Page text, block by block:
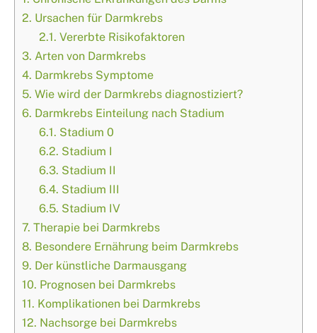
2. Ursachen für Darmkrebs
2.1. Vererbte Risikofaktoren
3. Arten von Darmkrebs
4. Darmkrebs Symptome
5. Wie wird der Darmkrebs diagnostiziert?
6. Darmkrebs Einteilung nach Stadium
6.1. Stadium 0
6.2. Stadium I
6.3. Stadium II
6.4. Stadium III
6.5. Stadium IV
7. Therapie bei Darmkrebs
8. Besondere Ernährung beim Darmkrebs
9. Der künstliche Darmausgang
10. Prognosen bei Darmkrebs
11. Komplikationen bei Darmkrebs
12. Nachsorge bei Darmkrebs